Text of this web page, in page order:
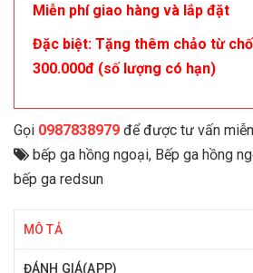
Miễn phí giao hàng và lắp đặt
Đặc biệt: Tặng thêm chảo từ
300.000đ (số lượng có hạn)
Gọi 0987838979 để được tư vấn
bếp ga hồng ngoại, Bếp ga hồng
bếp ga redsun
MÔ TẢ
ĐÁNH GIÁ(APP)